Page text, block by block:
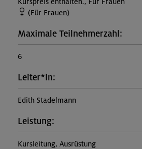
(Für Frauen)
Maximale Teilnehmerzahl:
6
Leiter*in:
Edith Stadelmann
Leistung:
Kursleitung, Ausrüstung